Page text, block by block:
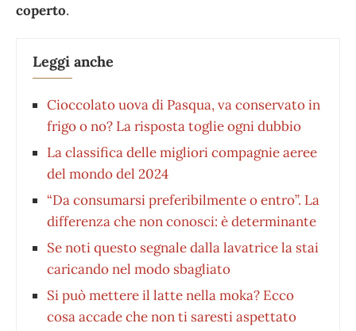
coperto.
Leggi anche
Cioccolato uova di Pasqua, va conservato in
frigo o no? La risposta toglie ogni dubbio
La classifica delle migliori compagnie aeree
del mondo del 2024
“Da consumarsi preferibilmente o entro”. La
differenza che non conosci: è determinante
Se noti questo segnale dalla lavatrice la stai
caricando nel modo sbagliato
Si può mettere il latte nella moka? Ecco
cosa accade che non ti saresti aspettato